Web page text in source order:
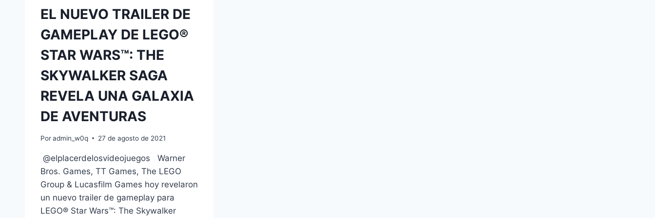
EL NUEVO TRAILER DE
GAMEPLAY DE LEGO®
STAR WARS™: THE
SKYWALKER SAGA
REVELA UNA GALAXIA
DE AVENTURAS
Poradmin_w0q 27 de agosto de 2021
@elplacerdelosvideojuegos Warner
Bros. Games, TT Games, The LEGO
Group & Lucasfilm Games hoy revelaron
un nuevo trailer de gameplay para
LEGO® Star Wars™: The Skywalker